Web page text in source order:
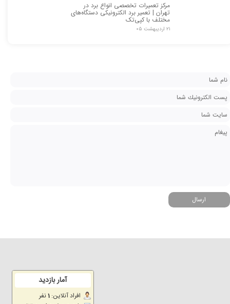
مرکز تعمیرات تخصصی انواع برد در
تهران | تعمیر برد الکترونیکی دستگاه‌های
مختلف با کپی‌تک
۲۱ اردیبهشت ۰۵
ارسال